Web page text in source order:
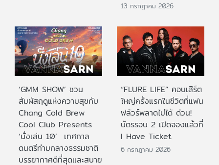
13 กรกฎาคม 2026
‘GMM SHOW’ ชวน
สัมผัสฤดูแห่งความสุขกับ
Chang Cold Brew
Cool Club Presents
‘นั่งเล่น 10’ เทศกาล
ดนตรีท่ามกลางธรรมชาติ
บรรยากาศดีที่สุดและสบาย
“FLURE LIFE” คอนเสิร์ต
ใหญ่ครั้งแรกในชีวิตที่แฟน
ฟลัวร์พลาดไม่ได้ ด่วน!
บัตรรอบ 2 เปิดจองแล้วที่
I Have Ticket
6 กรกฎาคม 2026